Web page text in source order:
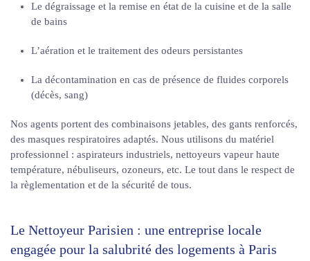
Le dégraissage et la remise en état de la cuisine et de la salle
de bains
L’aération et le traitement des odeurs persistantes
La décontamination en cas de présence de fluides corporels
(décès, sang)
Nos agents portent des combinaisons jetables, des gants renforcés,
des masques respiratoires adaptés. Nous utilisons du matériel
professionnel : aspirateurs industriels, nettoyeurs vapeur haute
température, nébuliseurs, ozoneurs, etc. Le tout dans le respect de
la règlementation et de la sécurité de tous.
Le Nettoyeur Parisien : une entreprise locale
engagée pour la salubrité des logements à Paris